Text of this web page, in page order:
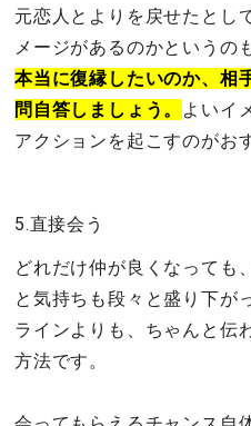
元恋人とよりを戻せたとし
メージがあるのかというの
本当に復縁したいのか、相
問自答しましょう。 よいイ
アクションを起こすのがお
5.直接会う
どれだけ仲が良くなっても
と気持ちも段々と盛り下が
ラインよりも、ちゃんと伝
方法です。